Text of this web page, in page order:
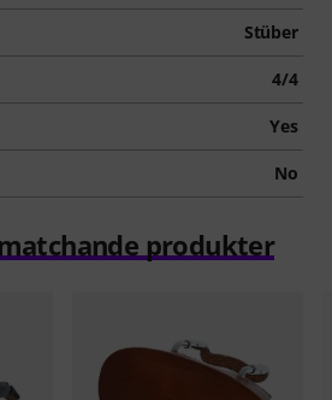
Stüber
4/4
Yes
No
produkter